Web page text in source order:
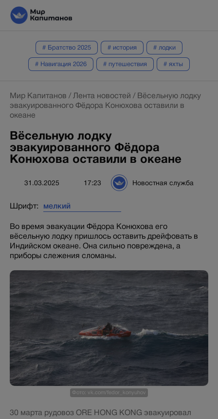
# Братство 2025 # история # лодки
# Навигация 2026 # путешествия # яхты
Мир Капитанов / Лента новостей / Вёсельную лодку
эвакуированного Фёдора Конюхова оставили в
океане
Вёсельную лодку
эвакуированного Фёдора
Конюхова оставили в океане
31.03.2025 17:23 Новостная служба
Шрифт:
Во время эвакуации Фёдора Конюхова его
вёсельную лодку пришлось оставить дрейфовать в
Индийском океане. Она сильно повреждена, а
приборы слежения сломаны.
Фото: vk.com/fedor_konyuhov
30 марта рудовоз ORE HONG KONG эвакуировал